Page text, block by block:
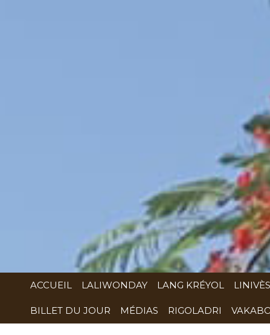
ACCUEIL LALIWONDAY LANG KRÉYOL
BILLET DU JOUR MÉDIAS RIGOLADRI